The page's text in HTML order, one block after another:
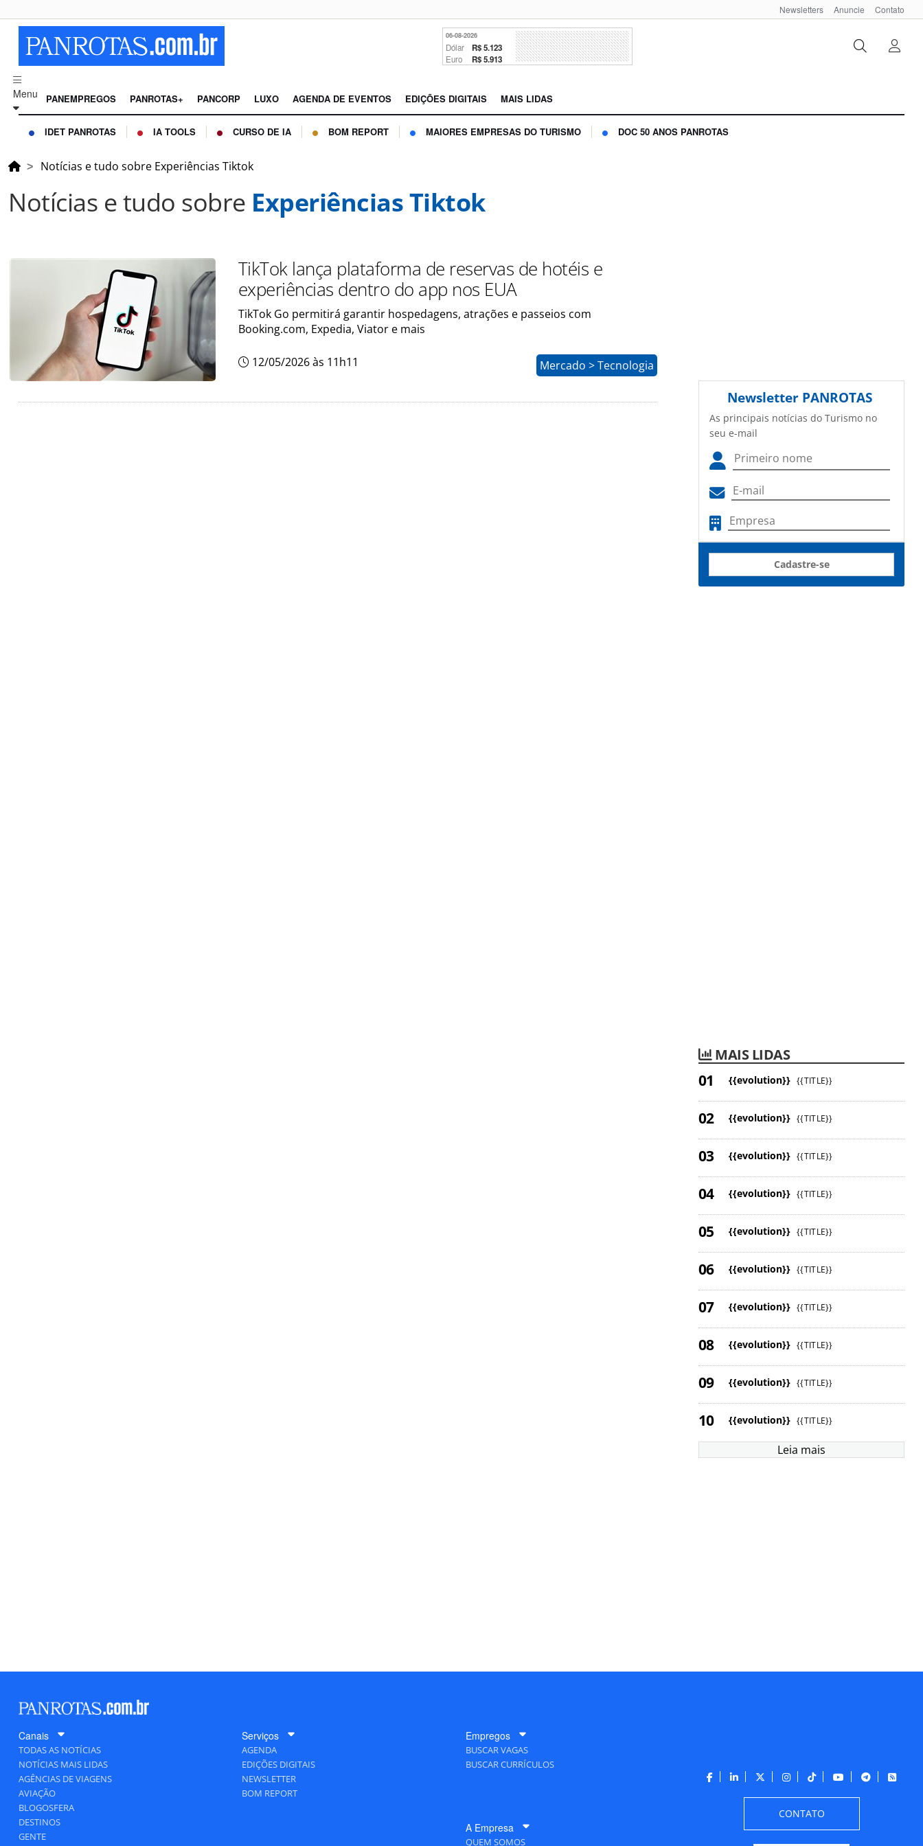
Newsletters Anuncie Contato
06-08-2026
Dólar R$ 5.123
Euro R$ 5.913
Menu PANEMPREGOS PANROTAS+ PANCORP LUXO AGENDA DE EVENTOS EDIÇÕES DIGITAIS MAIS LIDAS
IDET PANROTAS IA TOOLS CURSO DE IA BOM REPORT MAIORES EMPRESAS DO TURISMO DOC 50 ANOS PANROTAS
Notícias e tudo sobre Experiências Tiktok
Notícias e tudo sobre Experiências Tiktok
TikTok lança plataforma de reservas de hotéis e
experiências dentro do app nos EUA
TikTok Go permitirá garantir hospedagens, atrações e passeios com
Booking.com, Expedia, Viator e mais
12/05/2026 às 11h11 Mercado > Tecnologia
Newsletter PANROTAS
As principais notícias do Turismo no
seu e-mail
Cadastre-se
MAIS LIDAS
{{evolution}} {{TITLE}}
{{evolution}} {{TITLE}}
{{evolution}} {{TITLE}}
{{evolution}} {{TITLE}}
{{evolution}} {{TITLE}}
{{evolution}} {{TITLE}}
{{evolution}} {{TITLE}}
{{evolution}} {{TITLE}}
{{evolution}} {{TITLE}}
{{evolution}} {{TITLE}}
Leia mais
Canais
TODAS AS NOTÍCIAS
NOTÍCIAS MAIS LIDAS
AGÊNCIAS DE VIAGENS
AVIAÇÃO
BLOGOSFERA
DESTINOS
GENTE
Serviços
AGENDA
EDIÇÕES DIGITAIS
NEWSLETTER
BOM REPORT
Empregos
BUSCAR VAGAS
BUSCAR CURRÍCULOS
A Empresa
QUEM SOMOS
CONTATO